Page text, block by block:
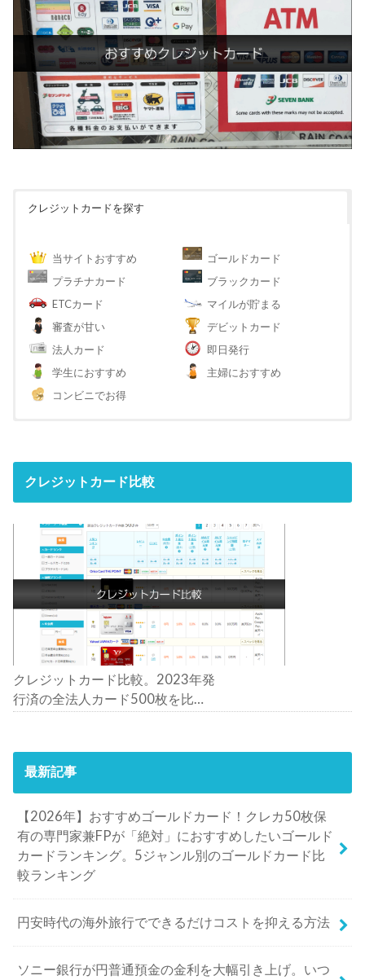
クレジットカードを探す
当サイトおすすめ
ゴールドカード
プラチナカード
ブラックカード
ETCカード
マイルが貯まる
審査が甘い
デビットカード
法人カード
即日発行
学生におすすめ
主婦におすすめ
コンビニでお得
クレジットカード比較
クレジットカード比較。2023年発
行済の全法人カード500枚を比
最新記事
【2026年】おすすめゴールドカード！クレカ50枚保
有の専門家兼FPが「絶対」におすすめしたいゴールド
カードランキング。5ジャンル別のゴールドカード比
較ランキング
円安時代の海外旅行でできるだけコストを抑える方法
ソニー銀行が円普通預金の金利を大幅引き上げ。いつ